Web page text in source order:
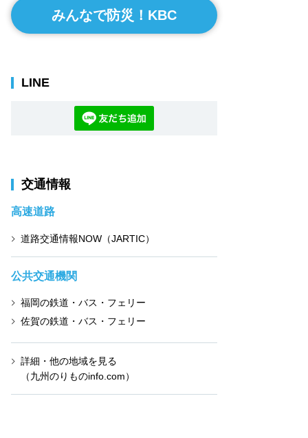
みんなで防災！KBC
LINE
交通情報
高速道路
道路交通情報NOW（JARTIC）
公共交通機関
福岡の鉄道・バス・フェリー
佐賀の鉄道・バス・フェリー
詳細・他の地域を見る
（九州のりものinfo.com）